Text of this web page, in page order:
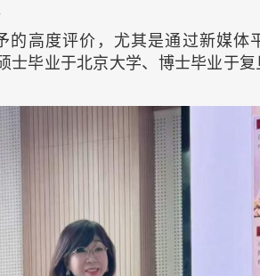
高度评价，尤其是通过新媒体
士毕业于北京大学、博士毕业于